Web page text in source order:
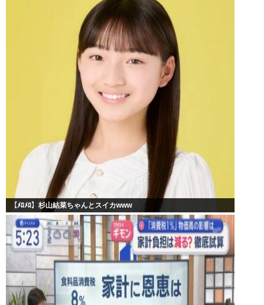
【ﾒﾛﾒﾛ】杉山結菜ちゃんとスイカwww